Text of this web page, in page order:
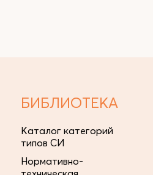
БИБЛИОТЕКА
Каталог категорий
типов СИ
Нормативно-